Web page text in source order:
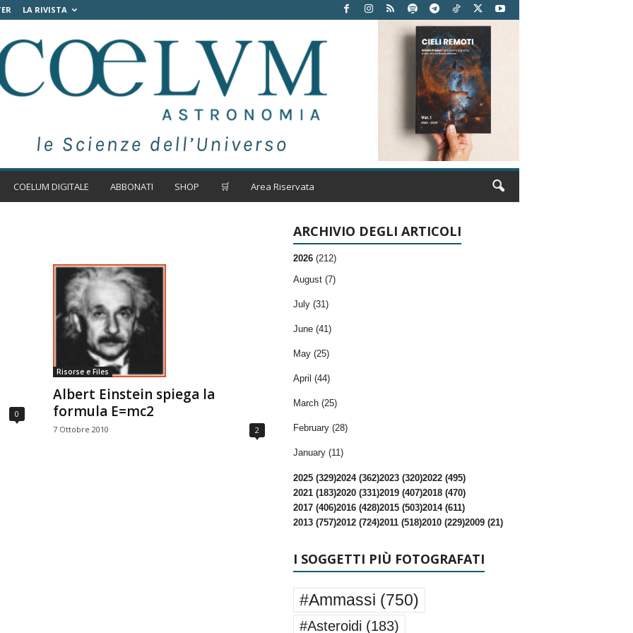
LA RIVISTA
COELUM DIGITALE ABBONATI SHOP 🛒 Area Riservata
0
Risorse e Files
Albert Einstein spiega la
formula E=mc2
7 Ottobre 2010 2
ARCHIVIO DEGLI ARTICOLI
2026 (212)
August (7)
July (31)
June (41)
May (25)
April (44)
March (25)
February (28)
January (11)
2025 (329)2024 (362)2023 (320)2022 (495)
2021 (183)2020 (331)2019 (407)2018 (470)
2017 (406)2016 (428)2015 (503)2014 (611)
2013 (757)2012 (724)2011 (518)2010 (229)2009 (21)
I SOGGETTI PIÙ FOTOGRAFATI
#Ammassi (750)
#Asteroidi (183)